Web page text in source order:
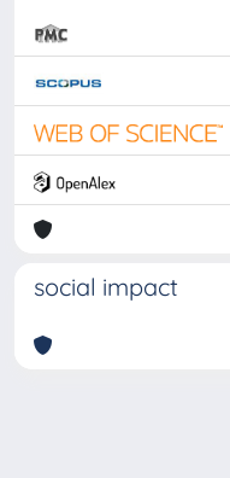
social impact